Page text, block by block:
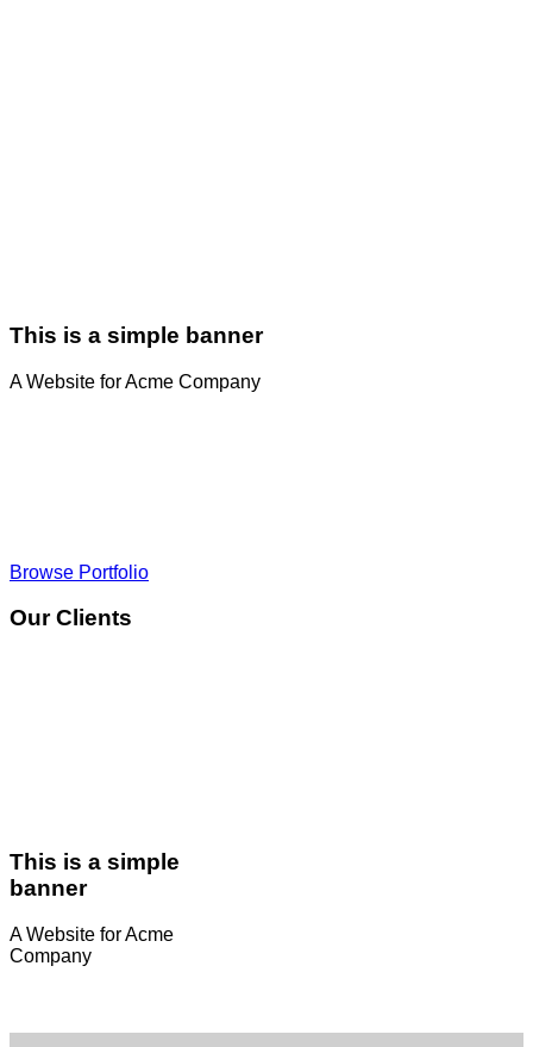
This is a simple banner
A Website for Acme Company
This is a simple
banner
A Website for Acme
Company
Browse Portfolio
Our Clients